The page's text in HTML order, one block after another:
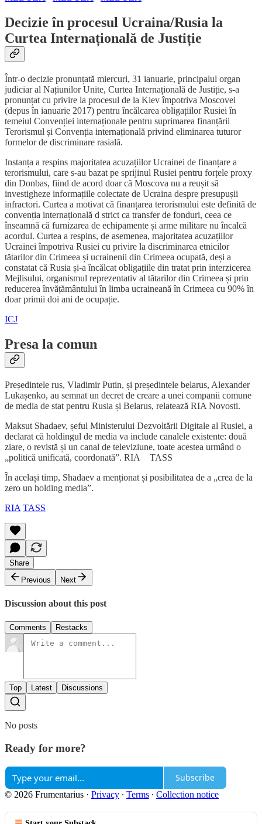
Decizie în procesul Ucraina/Rusia la
Curtea Internațională de Justiție
Într-o decizie pronunțată miercuri, 31 ianuarie, principalul organ
judiciar al Națiunilor Unite, Curtea Internațională de Justiție, s-a
pronunțat cu privire la procesul de la Kiev împotriva Moscovei
(depus în ianuarie 2017) pentru încălcarea obligațiilor Rusiei în
temeiul Convenției internaționale pentru suprimarea finanțării
Terorismul și Convenția internațională privind eliminarea tuturor
formelor de discriminare rasială.
Instanța a respins majoritatea acuzațiilor Ucrainei de finanțare a
terorismului, care s-au bazat pe sprijinul Rusiei pentru forțele proxy
din Donbas, fiind de acord doar că Moscova nu a reușit să
investigheze informațiile colectate de Ucraina despre presupușii
infractori. Curtea a motivat că finanțarea terorismului este definită de
convenția internațională d strict ca transfer de fonduri, ceea ce
înseamnă că furnizarea de echipamente și arme militare nu încalcă
acordul. Curtea a respins, de asemenea, majoritatea acuzațiilor
Ucrainei împotriva Rusiei cu privire la discriminarea etnicilor
tătarilor din Crimeea și ucrainenii din Crimeea ocupată, deși a
constatat că Rusia și-a încălcat obligațiile din tratat prin interzicerea
Mejlisului, organismul reprezentativ al tătarilor din Crimeea și prin
reducerea învățământului în limba ucraineană în Crimeea cu 90% în
doar primii doi ani de ocupație.
ICJ
Presa la comun
Președintele rus, Vladimir Putin, și președintele belarus, Alexander
Lukașenko, au semnat un decret de creare a unei companii comune
de media de stat pentru Rusia și Belarus, relatează RIA Novosti.
Maksut Shadaev, șeful Ministerului Dezvoltării Digitale al Rusiei, a
declarat că holdingul de media va include canalele existente: două
ziare, o revistă și un canal de televiziune, toate acestea urmând o
„politică unificată, coordonată”. RIA TASS
În același timp, Shadaev a menționat și posibilitatea de a „crea de la
zero un holding media”.
RIA TASS
Share
Previous
Next
Discussion about this post
Comments Restacks
Top Latest Discussions
No posts
Ready for more?
Subscribe
© 2026 Frumentarius · Privacy ∙ Terms ∙ Collection notice